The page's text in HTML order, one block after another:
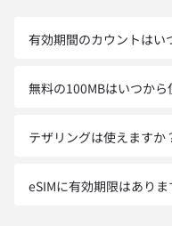
有効期間のカウントはい
無料の100MBはいつから
テザリングは使えますか
eSIMに有効期限はありま